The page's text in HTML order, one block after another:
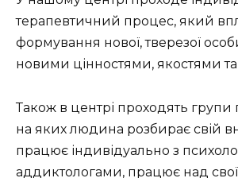
терапевтичний процес, який
формування нової, тверезої
новими цінностями, якостями
Також в центрі проходять групи
на яких людина розбирає свій
працює індивідуально з
аддиктологами, працює над